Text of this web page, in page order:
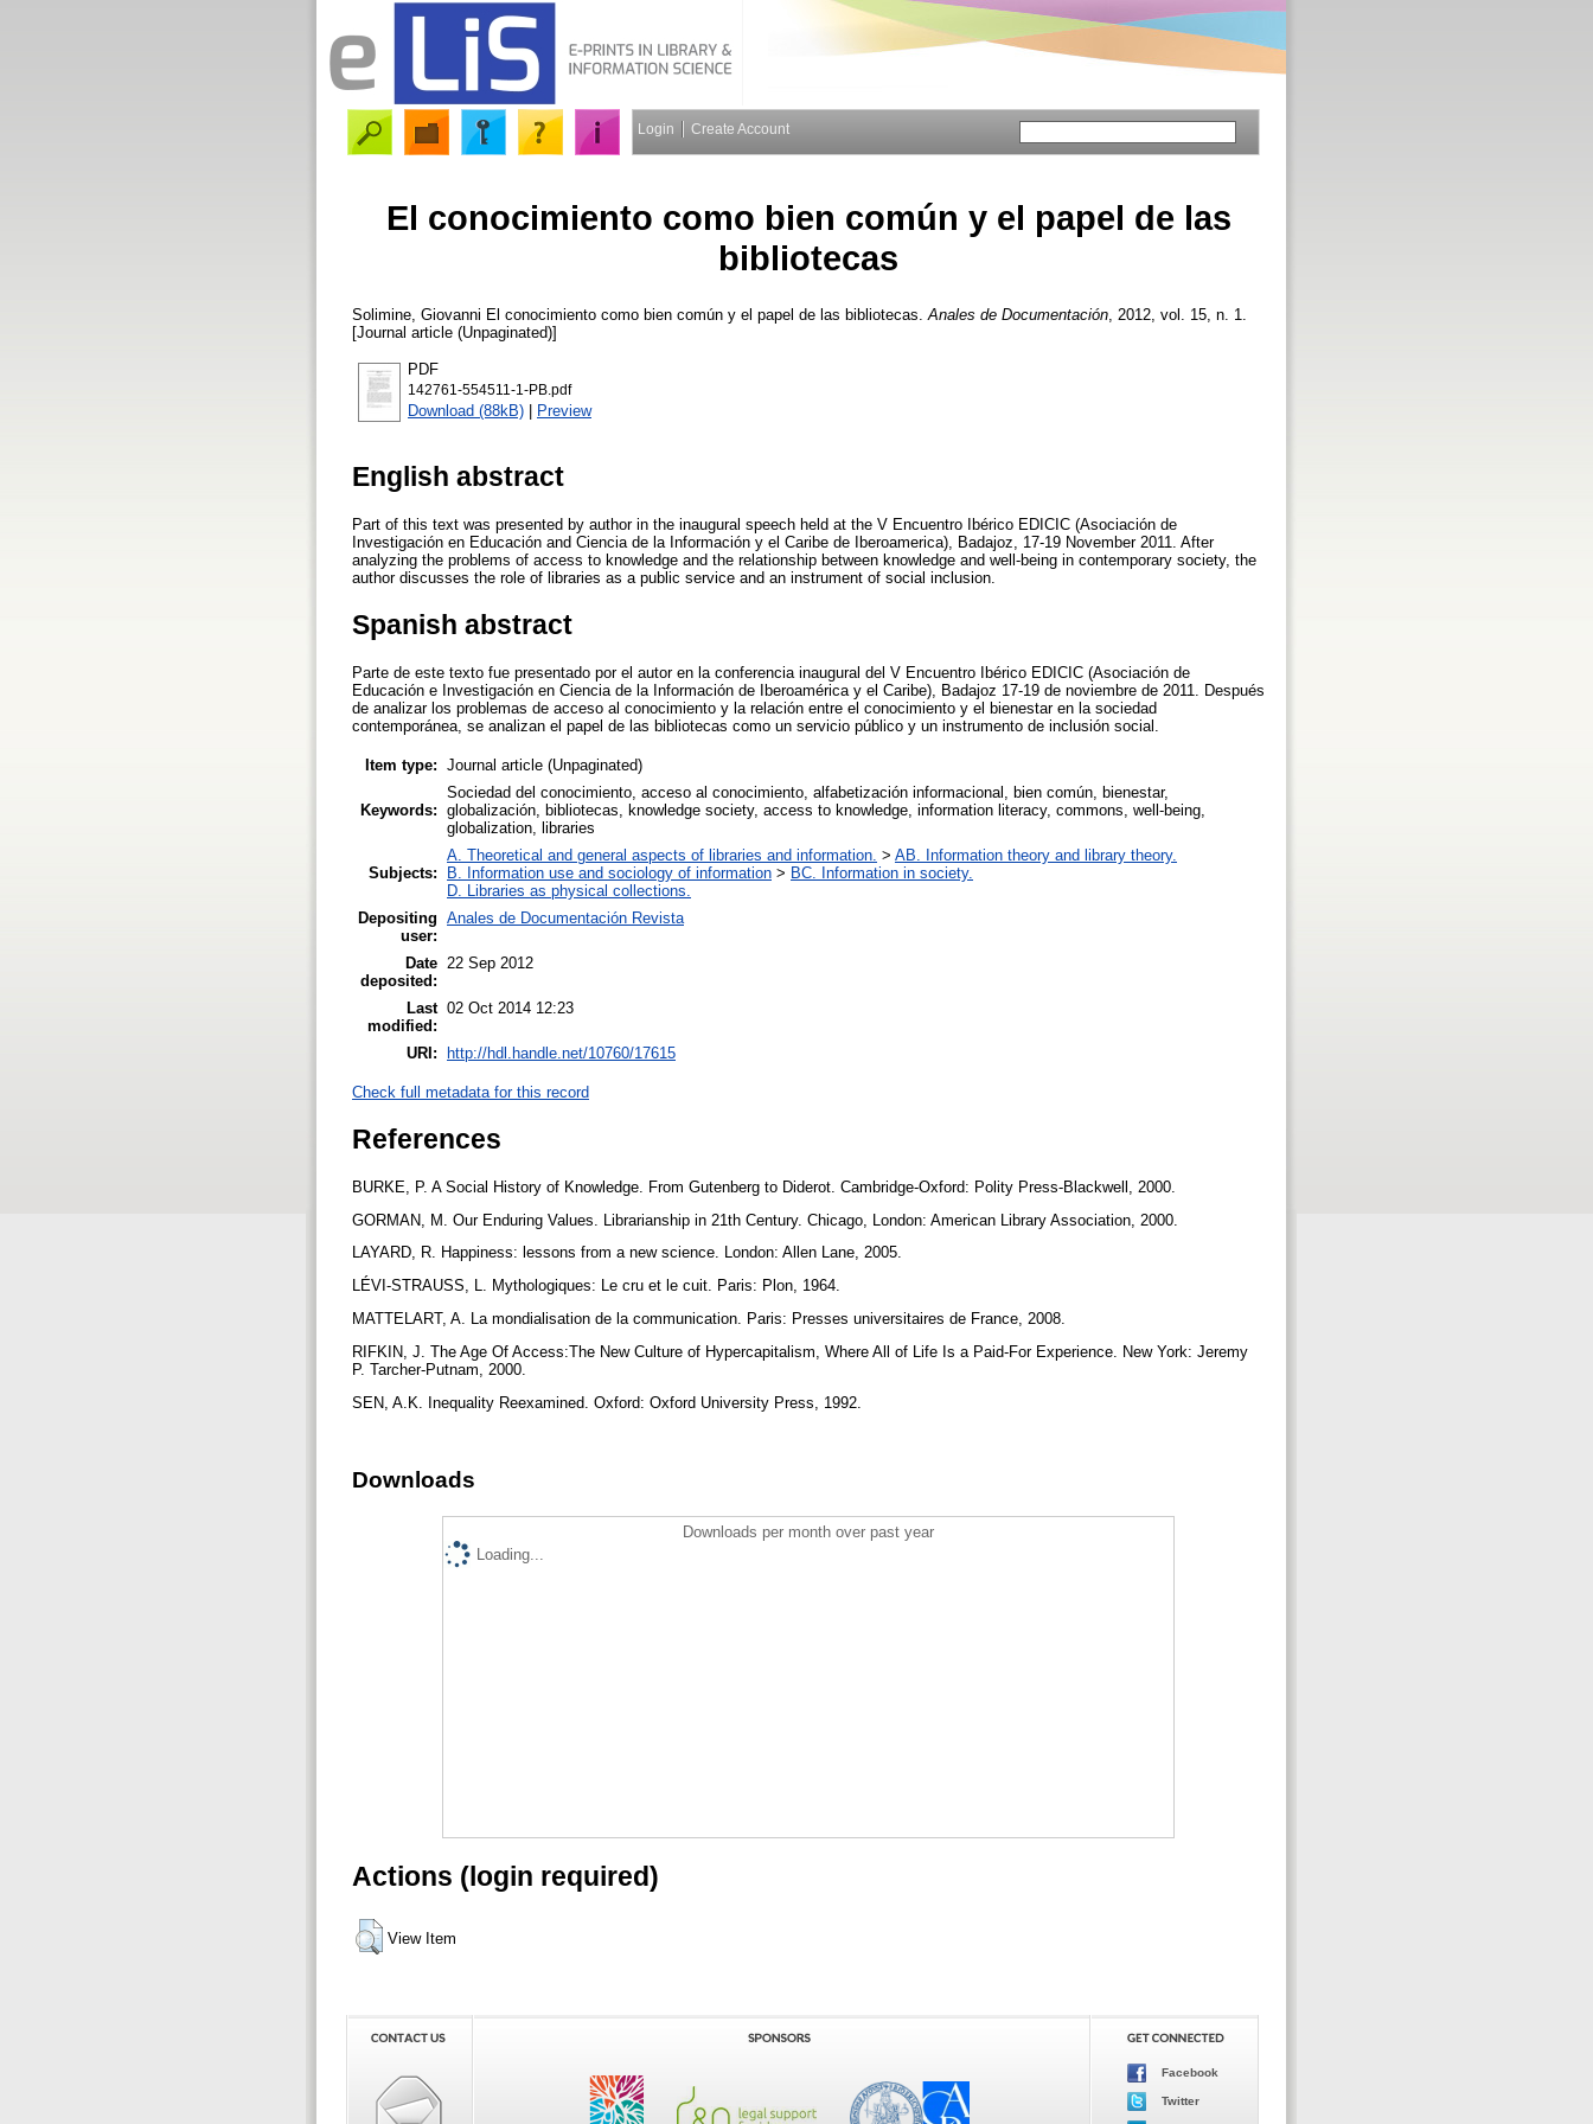
Login Create Account
El conocimiento como bien común y el papel de las
bibliotecas
Solimine, Giovanni El conocimiento como bien común y el papel de las bibliotecas. Anales de Documentación , 2012, vol. 15, n. 1.
[Journal article (Unpaginated)]
PDF
142761-554511-1-PB.pdf
Download (88kB) | Preview
English abstract
Part of this text was presented by author in the inaugural speech held at the V Encuentro Ibérico EDICIC (Asociación de
Investigación en Educación and Ciencia de la Información y el Caribe de Iberoamerica), Badajoz, 17-19 November 2011. After
analyzing the problems of access to knowledge and the relationship between knowledge and well-being in contemporary society, the
author discusses the role of libraries as a public service and an instrument of social inclusion.
Spanish abstract
Parte de este texto fue presentado por el autor en la conferencia inaugural del V Encuentro Ibérico EDICIC (Asociación de
Educación e Investigación en Ciencia de la Información de Iberoamérica y el Caribe), Badajoz 17-19 de noviembre de 2011. Después
de analizar los problemas de acceso al conocimiento y la relación entre el conocimiento y el bienestar en la sociedad
contemporánea, se analizan el papel de las bibliotecas como un servicio público y un instrumento de inclusión social.
Item type: Journal article (Unpaginated)
Keywords:
Sociedad del conocimiento, acceso al conocimiento, alfabetización informacional, bien común, bienestar,
globalización, bibliotecas, knowledge society, access to knowledge, information literacy, commons, well-being,
globalization, libraries
Subjects:
A. Theoretical and general aspects of libraries and information. > AB. Information theory and library theory.
B. Information use and sociology of information > BC. Information in society.
D. Libraries as physical collections.
Depositing
user:
Anales de Documentación Revista
Date
deposited:
22 Sep 2012
Last
modified:
02 Oct 2014 12:23
URI: http://hdl.handle.net/10760/17615
Check full metadata for this record
References
BURKE, P. A Social History of Knowledge. From Gutenberg to Diderot. Cambridge-Oxford: Polity Press-Blackwell, 2000.
GORMAN, M. Our Enduring Values. Librarianship in 21th Century. Chicago, London: American Library Association, 2000.
LAYARD, R. Happiness: lessons from a new science. London: Allen Lane, 2005.
LÉVI-STRAUSS, L. Mythologiques: Le cru et le cuit. Paris: Plon, 1964.
MATTELART, A. La mondialisation de la communication. Paris: Presses universitaires de France, 2008.
RIFKIN, J. The Age Of Access:The New Culture of Hypercapitalism, Where All of Life Is a Paid-For Experience. New York: Jeremy
P. Tarcher-Putnam, 2000.
SEN, A.K. Inequality Reexamined. Oxford: Oxford University Press, 1992.
Downloads
Downloads per month over past year
Loading...
Actions (login required)
View Item
Facebook
Twitter